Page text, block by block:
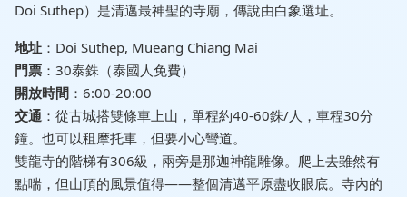
Doi Suthep）是清邁最神聖的寺廟，傳說由白象選址。
地址 ：Doi Suthep, Mueang Chiang Mai
門票 ：30泰銖（泰國人免費）
開放時間 ：6:00-20:00
交通 ：從古城搭雙條車上山，單程約40-60銖/人，車程30分
鐘。也可以租摩托車，但要小心彎道。
雙龍寺的階梯有306級，兩旁是那迦神龍雕像。爬上去雖然有
點喘，但山頂的風景值得——整個清邁平原盡收眼底。寺內的